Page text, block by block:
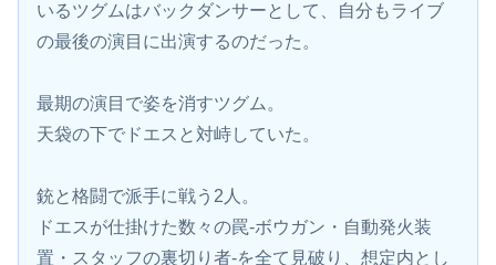
いるツグムはバックダンサーとして、自分もライブ
の最後の演目に出演するのだった。
最期の演目で姿を消すツグム。
天袋の下でドエスと対峙していた。
銃と格闘で派手に戦う2人。
ドエスが仕掛けた数々の罠-ボウガン・自動発火装
置・スタッフの裏切り者-を全て見破り、想定内とし